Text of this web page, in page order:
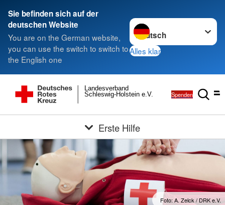
Sie befinden sich auf der
deutschen Website
You are on the German website,
you can use the switch to switch to
the English one
Sprache wechseln zu
Alles klar
Schleswig-Holstein e.V.
Landesverband
Spenden
Erste Hilfe
Foto: A. Zelck / DRK e.V.